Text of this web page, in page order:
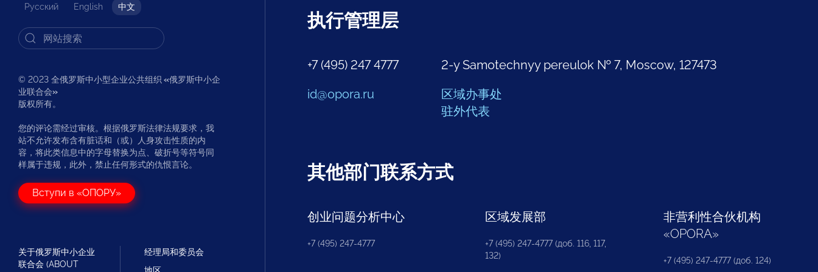
Русский English 中文
© 2023 全俄罗斯中小型企业公共组织 «俄罗斯中小企
业联合会»
版权所有。
您的评论需经过审核。根据俄罗斯法律法规要求，我
站不允许发布含有脏话和（或）人身攻击性质的内
容，将此类信息中的字母替换为点、破折号等符号同
样属于违规，此外，禁止任何形式的仇恨言论。
Вступи в «ОПОРУ»
关于俄罗斯中小企业
联合会 (ABOUT
经理局和委员会
执行管理层
+7 (495) 247 4777
id@opora.ru
2-y Samotechnyy pereulok № 7, Moscow, 127473
区域办事处
驻外代表
其他部门联系方式
创业问题分析中心
+7 (495) 247-4777
区域发展部
+7 (495) 247-4777 (доб. 116, 117,
132)
非营利性合伙机构
«OPORA»
+7 (495) 247-4777 (доб. 124)